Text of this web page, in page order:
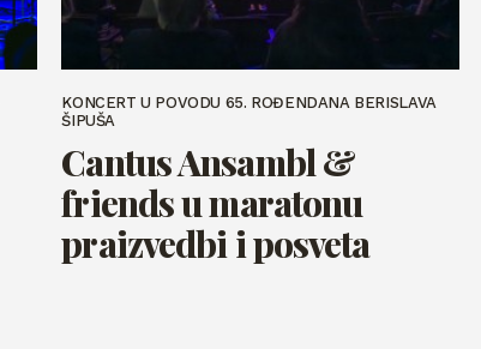
KONCERT U POVODU 65. ROĐENDANA BERISLAVA
ŠIPUŠA
Cantus Ansambl &
friends u maratonu
praizvedbi i posveta